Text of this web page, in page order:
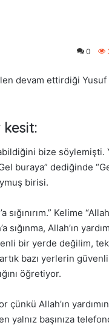
0
devam ettirdiği
kesit:
bize söylemişti.
buraya” dediğinde
birisi.
Allah’ın
bir yerde değilim, tek
bazı yerlerin güvenli
öğretiyor.
Allah’ın
başınıza